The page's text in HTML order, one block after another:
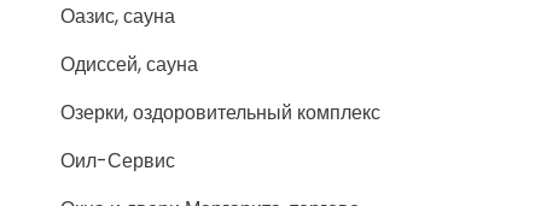
Оазис, сауна
Одиссей, сауна
Озерки, оздоровительный комплекс
Оил-Сервис